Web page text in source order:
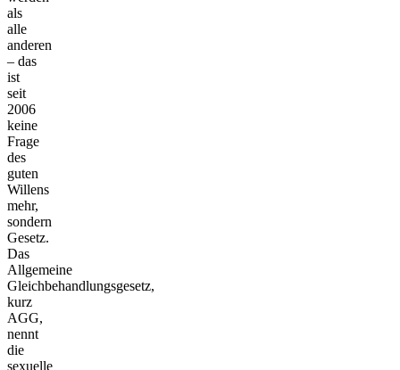
als
alle
anderen
– das
ist
seit
2006
keine
Frage
des
guten
Willens
mehr,
sondern
Gesetz.
Das
Allgemeine
Gleichbehandlungsgesetz,
kurz
AGG,
nennt
die
sexuelle